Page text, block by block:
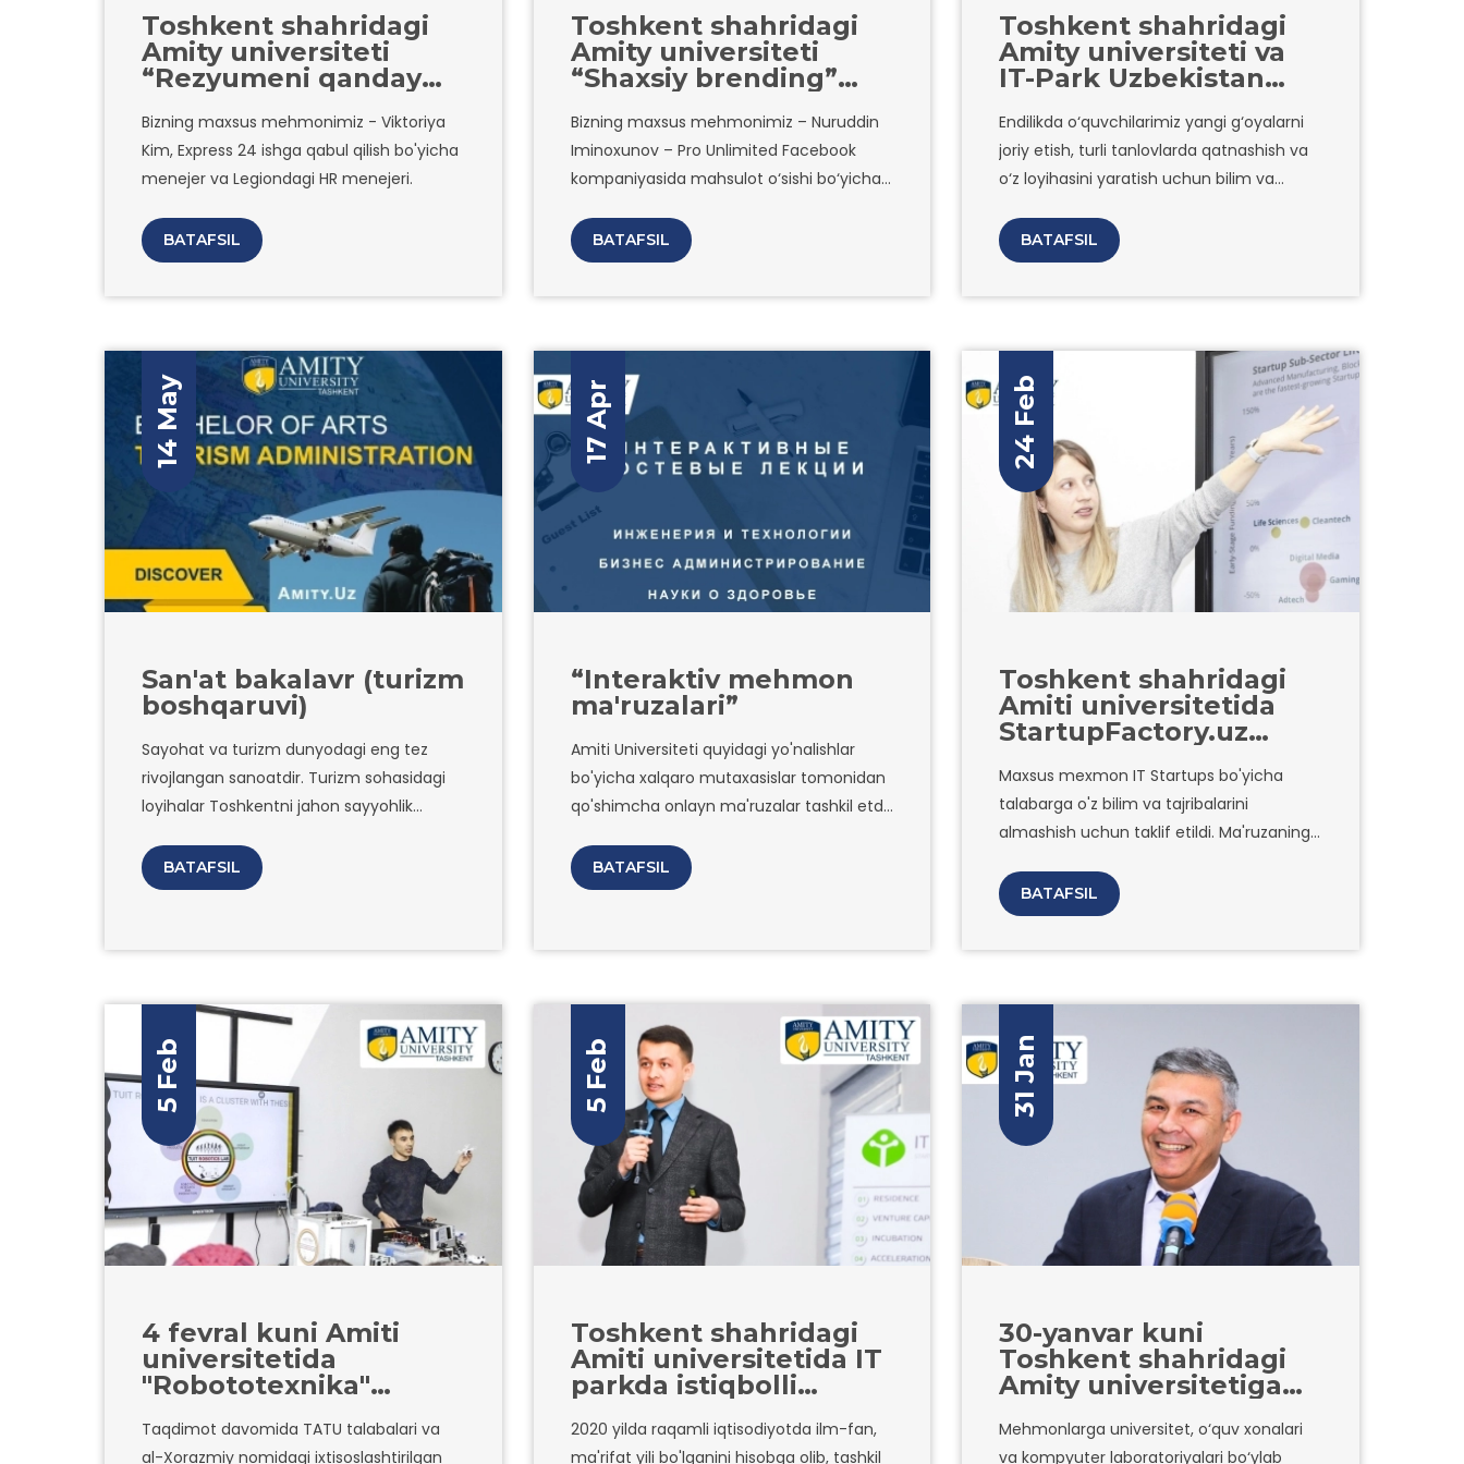
Toshkent shahridagi
Amity universiteti
“Rezyumeni qanday
mavzusida onlayn-
vebinar tashkil qiladi.
Bizning maxsus mehmonimiz - Viktoriya
Kim, Express 24 ishga qabul qilish bo'yicha
menejer va Legiondagi HR menejeri.
BATAFSIL
Toshkent shahridagi
Amity universiteti
“Shaxsiy brending”
vebinar tashkil qiladi.
Bizning maxsus mehmonimiz – Nuruddin
Iminoxunov – Pro Unlimited Facebook
kompaniyasida mahsulot o‘sishi bo‘yicha
yillarida kichik Google I/O Extended
konferensiyasida boshlagan.
BATAFSIL
Toshkent shahridagi
Amity universiteti va
IT-Park Uzbekistan
shartnomasi
imzolandi.
Endilikda o‘quvchilarimiz yangi g‘oyalarni
joriy etish, turli tanlovlarda qatnashish va
o‘z loyihasini yaratish uchun bilim va
bo’ladilar.
BATAFSIL
14 May
San'at bakalavr (turizm
boshqaruvi)
Sayohat va turizm dunyodagi eng tez
rivojlangan sanoatdir. Turizm sohasidagi
loyihalar Toshkentni jahon sayyohlik
BATAFSIL
17 Apr
“Interaktiv mehmon
ma'ruzalari”
Amiti Universiteti quyidagi yo'nalishlar
bo'yicha xalqaro mutaxasislar tomonidan
qo'shimcha onlayn ma'ruzalar tashkil etdi:
boshqaruvi - Sog’liqni saqlash - San’at va
ijtimoiy fanlar - va boshqalar.
BATAFSIL
24 Feb
Toshkent shahridagi
Amiti universitetida
StartupFactory.uz
Elena Selezneva bilan
mehmon ma'ruzasi
bo'lib o'tdi.
Maxsus mexmon IT Startups bo'yicha
talabarga o'z bilim va tajribalarini
almashish uchun taklif etildi. Ma'ruzaning
miqyosda rivojlantirish boldi.
BATAFSIL
5 Feb
4 fevral kuni Amiti
universitetida
"Robototexnika"
bag'ishlangan mahorat
Taqdimot davomida TATU talabalari va
al-Xorazmiy nomidagi ixtisoslashtirilgan
5 Feb
Toshkent shahridagi
Amiti universitetida IT
parkda istiqbolli
moliyalashtirish,
2020 yilda raqamli iqtisodiyotda ilm-fan,
ma'rifat yili bo'lganini hisobga olib, tashkil
31 Jan
30-yanvar kuni
Toshkent shahridagi
Amity universitetiga
Respublikasi axborot
Mehmonlarga universitet, o‘quv xonalari
va kompyuter laboratoriyalari bo‘ylab